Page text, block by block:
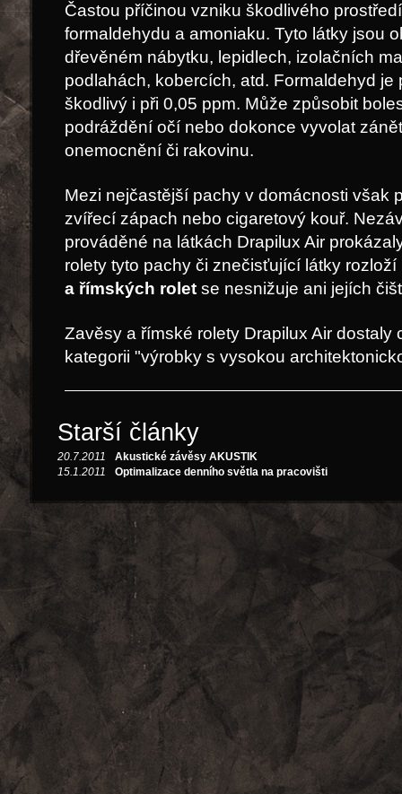
Častou příčinou vzniku škodlivého
formaldehydu a amoniaku. Tyto látky jsou
dřevěném nábytku, lepidlech, izolačních
podlahách, kobercích, atd. Formaldehyd
škodlivý i při 0,05 ppm. Může způsobit
podráždění očí nebo dokonce vyvolat
onemocnění či rakovinu.
Mezi nejčastější pachy v domácnosti však
zvířecí zápach nebo cigaretový kouř.
prováděné na látkách Drapilux Air
rolety tyto pachy či znečisťující látky
a římských rolet se nesnižuje ani jejích
Zavěsy a římské rolety Drapilux Air dostaly
kategorii "výrobky s vysokou
Starší články
20.7.2011
Akustické závěsy AKUSTIK
15.1.2011
Optimalizace denního světla na pracovišti